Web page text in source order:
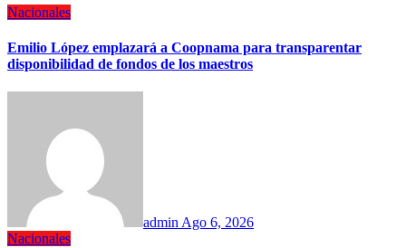
Nacionales
Emilio López emplazará a Coopnama para transparentar
disponibilidad de fondos de los maestros
admin Ago 6, 2026
Nacionales